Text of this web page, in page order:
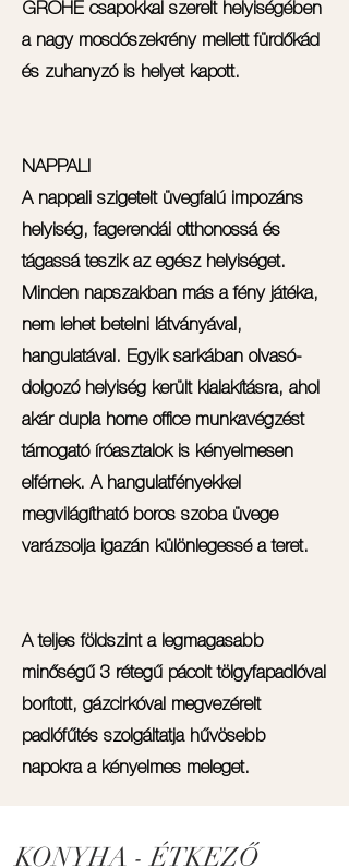
GROHE csapokkal szerelt helyiségében
a nagy mosdószekrény mellett fürdőkád
és zuhanyzó is helyet kapott.
NAPPALI
A nappali szigetelt üvegfalú impozáns
helyiség, fagerendái otthonossá és
tágassá teszik az egész helyiséget.
Minden napszakban más a fény játéka,
nem lehet betelni látványával,
hangulatával. Egyik sarkában olvasó-
dolgozó helyiség került kialakításra, ahol
akár dupla home office munkavégzést
támogató íróasztalok is kényelmesen
elférnek. A hangulatfényekkel
megvilágítható boros szoba üvege
varázsolja igazán különlegessé a teret.
A teljes földszint a legmagasabb
minőségű 3 rétegű pácolt tölgyfapadlóval
borított, gázcirkóval megvezérelt
padlófűtés szolgáltatja hűvösebb
napokra a kényelmes meleget.
KONYHA - ÉTKEZŐ